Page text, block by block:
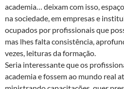
academia… deixam com isso,
na sociedade, em empresas e
ocupados por profissionais que
mas lhes falta consistência,
vezes, leituras da formação.
Seria interessante que os
academia e fossem ao mundo real